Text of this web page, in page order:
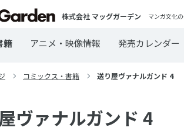
株式会社 マッグガーデン マンガ文化
籍 アニメ・映像情報 発売カレンダー
コミックス・書籍 送り屋ヴァナルガンド 4
ヴァナルガンド 4